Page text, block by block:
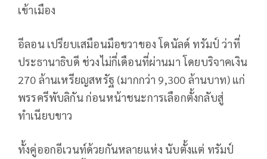
เข้าเมือง
อีลอน เปรียบเสมือนมือขวาของ โดนัลด์ ทรัมป์ ว่าที่
ประธานาธิบดี ช่วงไม่กี่เดือนที่ผ่านมา โดยบริจาคเงิน
270 ล้านเหรียญสหรัฐ (มากกว่า 9,300 ล้านบาท) แก่
พรรครีพับลิกัน ก่อนหน้าชนะการเลือกตั้งกลับสู่
ทำเนียบขาว
ทั้งคู่ออกอีเวนท์ด้วยกันหลายแห่ง นับตั้งแต่ ทรัมป์